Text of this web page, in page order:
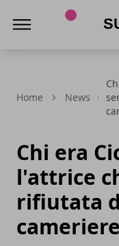
Home News
Chi era
l'attrice
rifiutata